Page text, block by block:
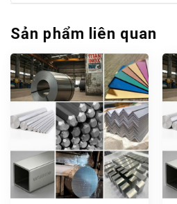
Sản phẩm liên quan